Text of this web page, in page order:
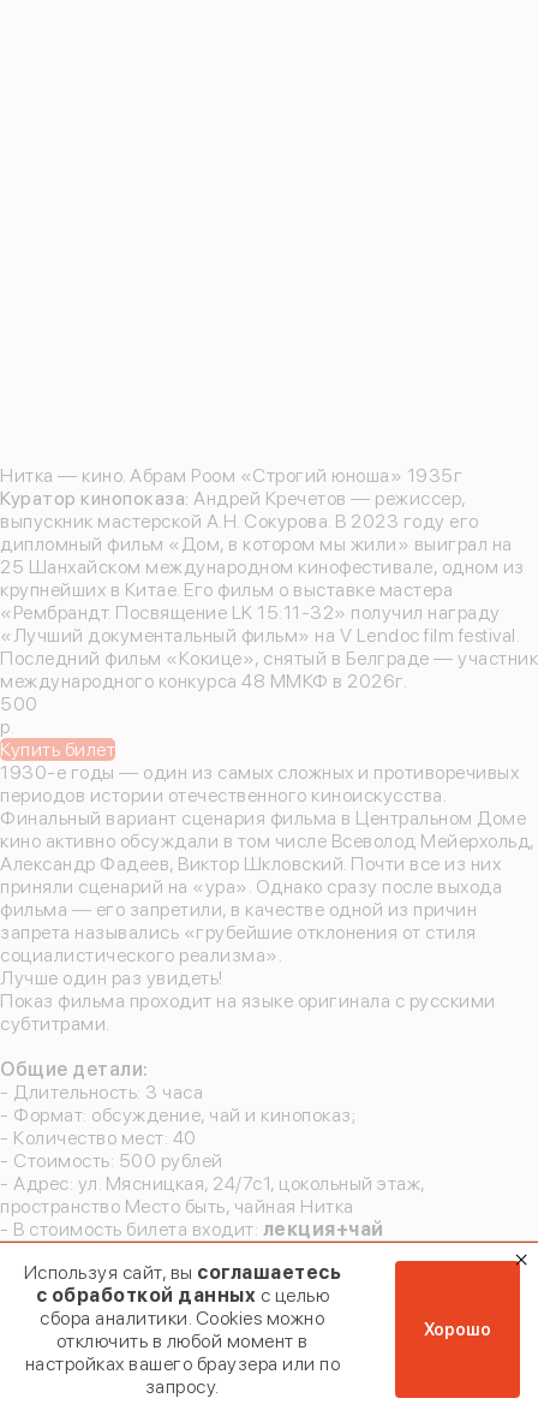
Поиск Войти
Нитка — кино. Абрам Роом «Строгий юноша» 1935г
Куратор кинопоказа: Андрей Кречетов — режиссер,
выпускник мастерской А.Н. Сокурова. В 2023 году его
дипломный фильм «Дом, в котором мы жили» выиграл на
25 Шанхайском международном кинофестивале, одном из
крупнейших в Китае. Его фильм о выставке мастера
«Рембрандт. Посвящение LK 15:11-32» получил награду
«Лучший документальный фильм» на V Lendoc film festival.
Последний фильм «Кокице», снятый в Белграде — участник
международного конкурса 48 ММКФ в 2026г.
500
р.
Купить билет
1930-е годы — один из самых сложных и противоречивых
периодов истории отечественного киноискусства.
Финальный вариант сценария фильма в Центральном Доме
кино активно обсуждали в том числе Всеволод Мейерхольд,
Александр Фадеев, Виктор Шкловский. Почти все из них
приняли сценарий на «ура». Однако сразу после выхода
фильма — его запретили, в качестве одной из причин
запрета назывались «грубейшие отклонения от стиля
социалистического реализма».
Лучше один раз увидеть!
Показ фильма проходит на языке оригинала с русскими
субтитрами.
Общие детали:
- Длительность: 3 часа
- Формат: обсуждение, чай и кинопоказ;
- Количество мест: 40
- Стоимость: 500 рублей
- Адрес: ул. Мясницкая, 24/7с1, цокольный этаж,
пространство Место быть, чайная Нитка
- В стоимость билета входит: лекция+чай
Используя сайт, вы соглашаетесь
с обработкой данных с целью
сбора аналитики. Cookies можно
отключить в любой момент в
настройках вашего браузера или по
запросу.
Хорошо
Мы отправили
Если эта почта
03.02.2024
02.03.2024
03.05.2024
01.06.2024
Вы
Вы
Заявка на
Заявка